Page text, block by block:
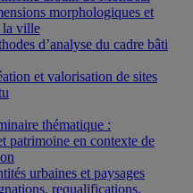
morphologiques et
la ville
d’analyse du cadre bâti
et valorisation de sites
thématique :
patrimoine en contexte de
urbaines et paysages
requalifications,